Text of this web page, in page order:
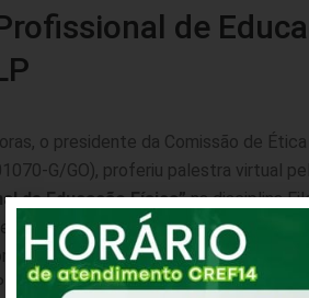
de
o presidente da Comissão de
G/GO), proferiu palestra virtual
de Educação Física”na disciplina
Luterano de Palmas (CEULP-
do Curso, Professor Matheus
detalhou o Código de Ética do